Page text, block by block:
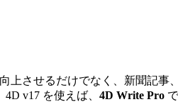
上させるだけでなく、新聞記
4D v17 を使えば、 4D Write Pro で